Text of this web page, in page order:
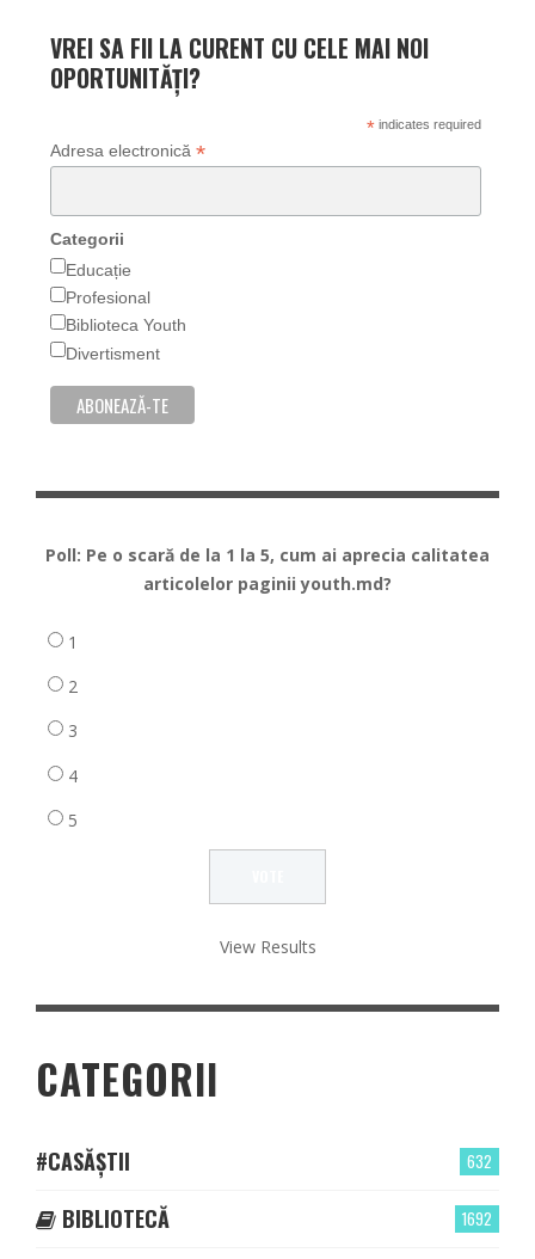
VREI SA FII LA CURENT CU CELE MAI NOI
OPORTUNITĂȚI?
*indicates required
Adresa electronică *
Categorii
Educație
Profesional
Biblioteca Youth
Divertisment
Poll: Pe o scară de la 1 la 5, cum ai aprecia calitatea
articolelor paginii youth.md?
1
2
3
4
5
View Results
CATEGORII
632
#CASĂȘTII
1692
BIBLIOTECĂ